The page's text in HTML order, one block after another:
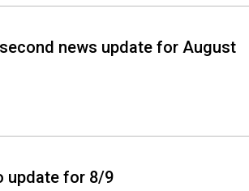
news update for August
update for 8/9